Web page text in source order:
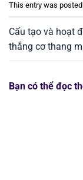
This entry was
Cấu tạo và hoạt
thắng cơ thang
Bạn có thể đọc